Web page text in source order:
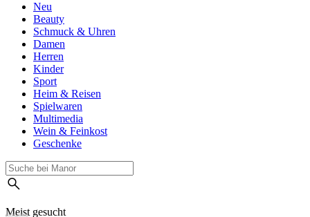
Neu
Beauty
Schmuck & Uhren
Damen
Herren
Kinder
Sport
Heim & Reisen
Spielwaren
Multimedia
Wein & Feinkost
Geschenke
Meist gesucht